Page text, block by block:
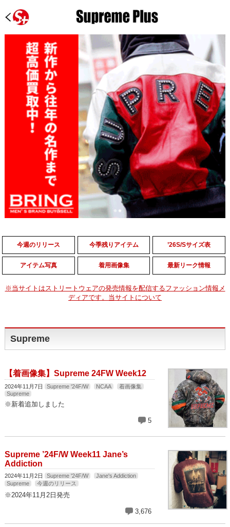
今週のリリース 今季残りアイテム ’26S/Sサイズ表
アイテム写真 着用画像集 最新リーク情報
※当サイトはストリートウェアの発売情報を配信するファッション情報メ
ディアです。当サイトについて
Supreme
【着画像集】Supreme 24FW Week12
2024年11月7日 Supreme '24F/W NCAA
着画像集
Supreme
※新着追加しました
5
Supreme ’24F/W Week11 Jane’s
Addiction
2024年11月2日 Supreme '24F/W
Jane's Addiction
Supreme
今週のリリース
※2024年11月2日発売
3,676